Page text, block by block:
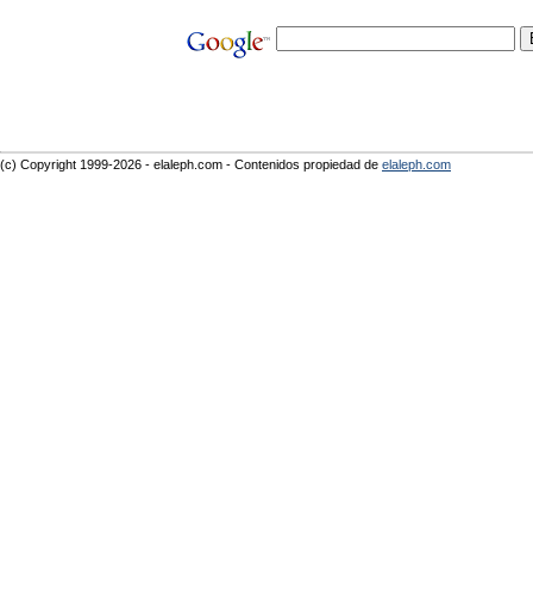
(c) Copyright 1999-2026 - elaleph.com - Contenidos propiedad de elaleph.com